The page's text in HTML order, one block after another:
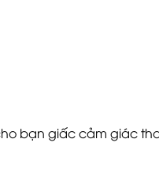
bạn giấc cảm giác